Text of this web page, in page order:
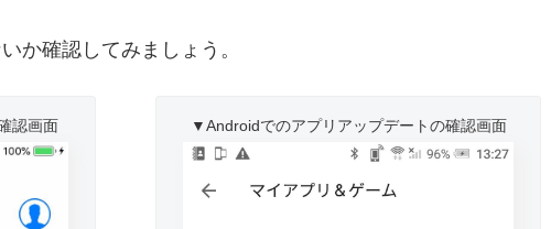
か確認してみましょう。
認画面 ▼Androidでのアプリアップデートの確認画面